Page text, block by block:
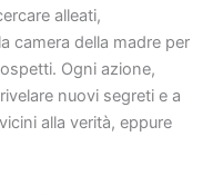
alleati,
camera della madre per
Ogni azione,
nuovi segreti e a
alla verità, eppure